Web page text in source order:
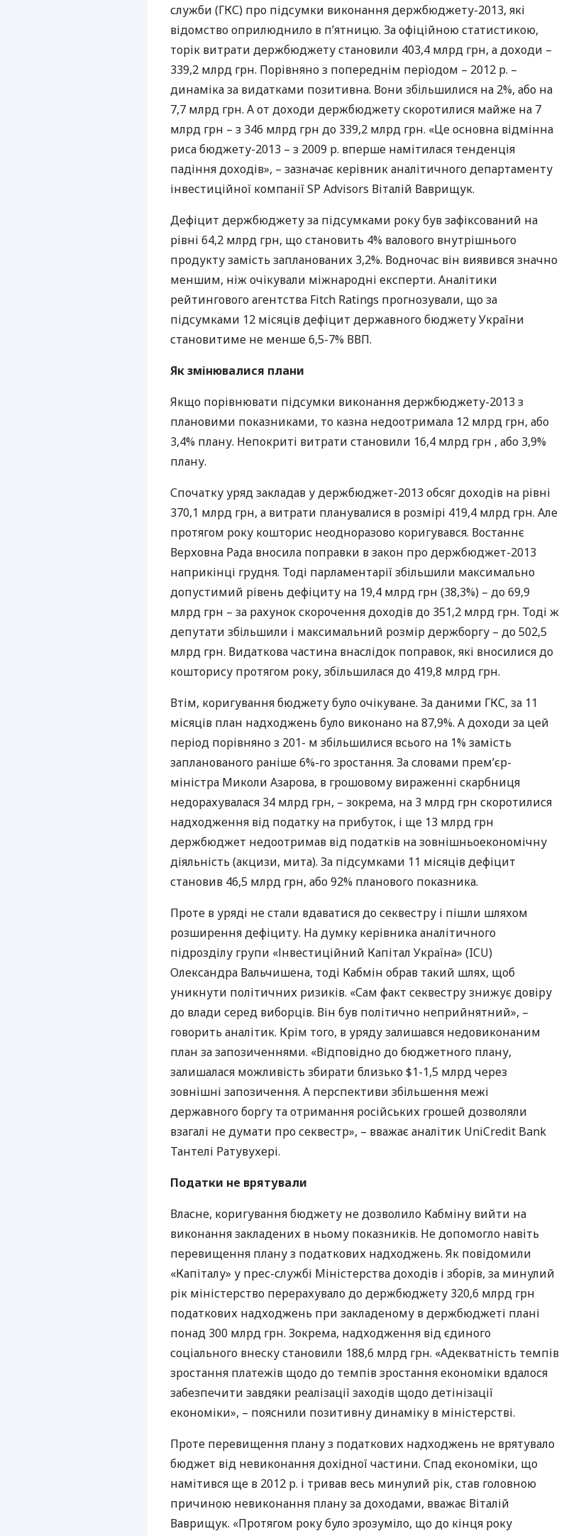
КАРТОК
ЩОМІСЯЧНИЙ ОГЛЯД
КЕШБЕКУ
ПУТІВНИКИ ПО
служби (ГКС) про підсумки виконання держбюджету-2013, які
відомство оприлюднило в п’ятницю. За офіційною статистикою,
торік витрати держбюджету становили 403,4 млрд грн, а доходи –
339,2 млрд грн. Порівняно з попереднім періодом – 2012 р. –
динаміка за видатками позитивна. Вони збільшилися на 2%, або на
7,7 млрд грн. А от доходи держбюджету скоротилися майже на 7
млрд грн – з 346 млрд грн до 339,2 млрд грн. «Це основна відмінна
риса бюджету-2013 – з 2009 р. вперше намітилася тенденція
падіння доходів», – зазначає керівник аналітичного департаменту
інвестиційної компанії SP Advisors Віталій Ваврищук.
Дефіцит держбюджету за підсумками року був зафіксований на
рівні 64,2 млрд грн, що становить 4% валового внутрішнього
продукту замість запланованих 3,2%. Водночас він виявився значно
меншим, ніж очікували міжнародні експерти. Аналітики
рейтингового агентства Fitch Ratings прогнозували, що за
підсумками 12 місяців дефіцит державного бюджету України
становитиме не менше 6,5-7% ВВП.
Як змінювалися плани
Якщо порівнювати підсумки виконання держбюджету-2013 з
плановими показниками, то казна недоотримала 12 млрд грн, або
3,4% плану. Непокриті витрати становили 16,4 млрд грн , або 3,9%
плану.
Спочатку уряд закладав у держбюджет-2013 обсяг доходів на рівні
370,1 млрд грн, а витрати планувалися в розмірі 419,4 млрд грн. Але
протягом року кошторис неодноразово коригувався. Востаннє
Верховна Рада вносила поправки в закон про держбюджет-2013
наприкінці грудня. Тоді парламентарії збільшили максимально
допустимий рівень дефіциту на 19,4 млрд грн (38,3%) – до 69,9
млрд грн – за рахунок скорочення доходів до 351,2 млрд грн. Тоді ж
депутати збільшили і максимальний розмір держборгу – до 502,5
млрд грн. Видаткова частина внаслідок поправок, які вносилися до
кошторису протягом року, збільшилася до 419,8 млрд грн.
Втім, коригування бюджету було очікуване. За даними ГКС, за 11
місяців план надходжень було виконано на 87,9%. А доходи за цей
період порівняно з 201- м збільшилися всього на 1% замість
запланованого раніше 6%-го зростання. За словами прем’єр-
міністра Миколи Азарова, в грошовому вираженні скарбниця
недорахувалася 34 млрд грн, – зокрема, на 3 млрд грн скоротилися
надходження від податку на прибуток, і ще 13 млрд грн
держбюджет недоотримав від податків на зовнішньоекономічну
діяльність (акцизи, мита). За підсумками 11 місяців дефіцит
становив 46,5 млрд грн, або 92% планового показника.
Проте в уряді не стали вдаватися до секвестру і пішли шляхом
розширення дефіциту. На думку керівника аналітичного
підрозділу групи «Інвестиційний Капітал Україна» (ICU)
Олександра Вальчишена, тоді Кабмін обрав такий шлях, щоб
уникнути політичних ризиків. «Сам факт секвестру знижує довіру
до влади серед виборців. Він був політично неприйнятний», –
говорить аналітик. Крім того, в уряду залишався недовиконаним
план за запозиченнями. «Відповідно до бюджетного плану,
залишалася можливість збирати близько $1-1,5 млрд через
зовнішні запозичення. А перспективи збільшення межі
державного боргу та отримання російських грошей дозволяли
взагалі не думати про секвестр», – вважає аналітик UniCredit Bank
Тантелі Ратувухері.
Податки не врятували
Власне, коригування бюджету не дозволило Кабміну вийти на
виконання закладених в ньому показників. Не допомогло навіть
перевищення плану з податкових надходжень. Як повідомили
«Капіталу» у прес-службі Міністерства доходів і зборів, за минулий
рік міністерство перерахувало до держбюджету 320,6 млрд грн
податкових надходжень при закладеному в держбюджеті плані
понад 300 млрд грн. Зокрема, надходження від єдиного
соціального внеску становили 188,6 млрд грн. «Адекватність темпів
зростання платежів щодо до темпів зростання економіки вдалося
забезпечити завдяки реалізації заходів щодо детінізації
економіки», – пояснили позитивну динаміку в міністерстві.
Проте перевищення плану з податкових надходжень не врятувало
бюджет від невиконання дохідної частини. Спад економіки, що
намітився ще в 2012 р. і тривав весь минулий рік, став головною
причиною невиконання плану за доходами, вважає Віталій
Ваврищук. «Протягом року було зрозуміло, що до кінця року